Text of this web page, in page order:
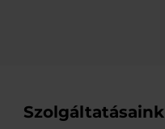
Szolgáltatásaink